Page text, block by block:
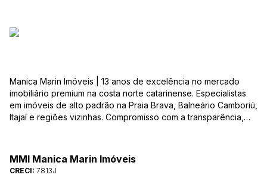
Manica Marin Imóveis | 13 anos de excelência no mercado
imobiliário premium na costa norte catarinense. Especialistas
em imóveis de alto padrão na Praia Brava, Balneário Camboriú,
Itajaí e regiões vizinhas. Compromisso com a transparência,
entende e valoriza seu investimento.
MMI Manica Marin Imóveis
CRECI: 7813J